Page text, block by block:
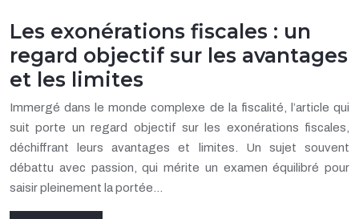
Les exonérations fiscales : un
regard objectif sur les avantages
et les limites
Immergé dans le monde complexe de la fiscalité, l’article qui
suit porte un regard objectif sur les exonérations fiscales,
déchiffrant leurs avantages et limites. Un sujet souvent
débattu avec passion, qui mérite un examen équilibré pour
saisir pleinement la portée…